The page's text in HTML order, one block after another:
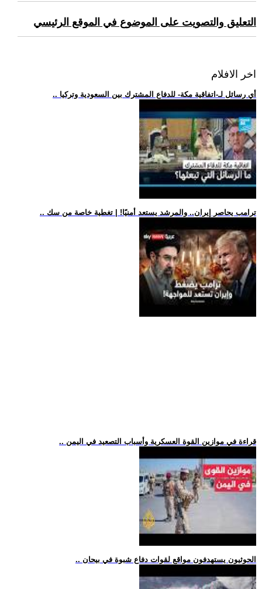
التعليق والتصويت على الموضوع في الموقع الرئيسي
اخر الافلام
.. أي رسائل لـ-اتفاقية مكة- للدفاع المشترك بين السعودية وتركيا
.. ترامب يحاصر إيران.. والمرشد يستعد أمنيًا! | تغطية خاصة من سك
.. قراءة في موازين القوة العسكرية وأسباب التصعيد في اليمن
.. الحوثيون يستهدفون مواقع لقوات دفاع شبوة في بيحان